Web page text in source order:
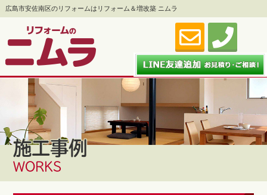
広島市安佐南区のリフォームはリフォーム＆増改築 ニムラ
施工事例
WORKS